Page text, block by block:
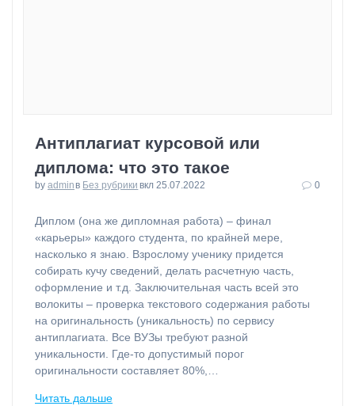
Антиплагиат курсовой или
диплома: что это такое
by adminв Без рубрики вкл 25.07.2022 0
⁠Диплом (она же дипломная работа) – финал
«карьеры» каждого студента, по крайней мере,
насколько я знаю. Взрослому ученику придется
собирать кучу сведений, делать расчетную часть,
оформление и т.д. Заключительная часть всей это
волокиты – проверка текстового содержания работы
на оригинальность (уникальность) по сервису
антиплагиата. Все ВУЗы требуют разной
уникальности. Где-то допустимый порог
оригинальности составляет 80%,…
Читать дальше